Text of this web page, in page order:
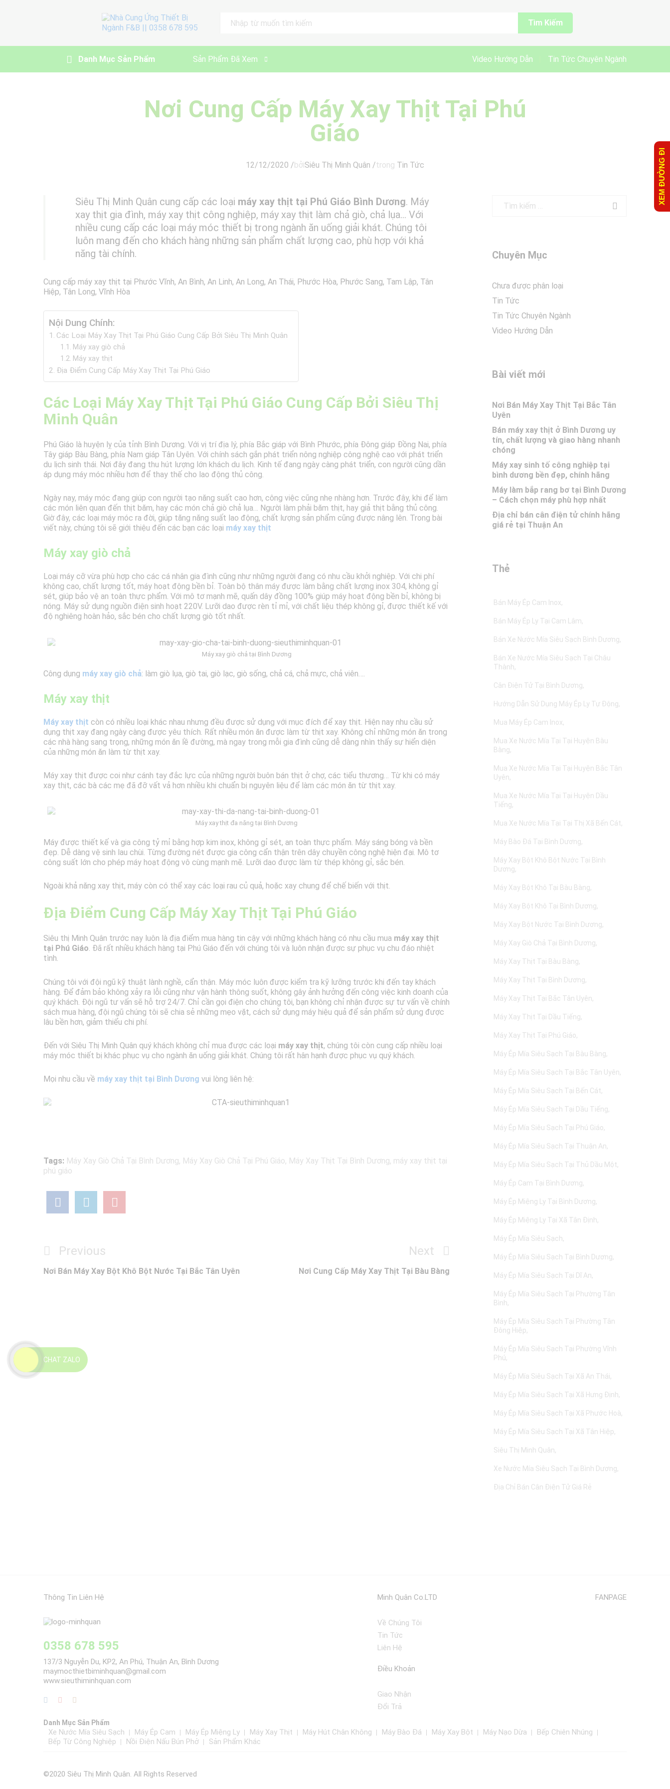
Tìm Kiếm
Danh Mục Sản Phẩm Sản Phẩm Đã Xem Video Hướng Dẫn Tin Tức Chuyên Ngành
Nơi Cung Cấp Máy Xay Thịt Tại Phú
Giáo
12/12/2020 /bởiSiêu Thị Minh Quân /trong Tin Tức
Siêu Thị Minh Quân cung cấp các loại máy xay thịt tại Phú Giáo Bình Dương. Máy
xay thịt gia đình, máy xay thịt công nghiệp, máy xay thịt làm chả giò, chả lụa… Với
nhiều cung cấp các loại máy móc thiết bị trong ngành ăn uống giải khát. Chúng tôi
luôn mang đến cho khách hàng những sản phẩm chất lượng cao, phù hợp với khả
năng tài chính.
Cung cấp máy xay thịt tại Phước Vĩnh, An Bình, An Linh, An Long, An Thái, Phước Hòa, Phước Sang, Tam Lập, Tân
Hiệp, Tân Long, Vĩnh Hòa
Nội Dung Chính:
Các Loại Máy Xay Thịt Tại Phú Giáo Cung Cấp Bởi Siêu Thị Minh Quân
Máy xay giò chả
Máy xay thịt
Địa Điểm Cung Cấp Máy Xay Thịt Tại Phú Giáo
Các Loại Máy Xay Thịt Tại Phú Giáo Cung Cấp Bởi Siêu Thị
Minh Quân
Phú Giáo là huyện lỵ của tỉnh Bình Dương. Với vị trí địa lý, phía Bắc giáp với Bình Phước, phía Đông giáp Đồng Nai, phía
Tây giáp Bàu Bàng, phía Nam giáp Tân Uyên. Với chính sách gắn phát triển nông nghiệp công nghệ cao với phát triển
du lịch sinh thái. Nơi đây đang thu hút lượng lớn khách du lịch. Kinh tế đang ngày càng phát triển, con người cũng dần
áp dụng máy móc nhiều hơn để thay thế cho lao động thủ công.
Ngày nay, máy móc đang giúp con người tạo năng suất cao hơn, công việc cũng nhẹ nhàng hơn. Trước đây, khi để làm
các món liên quan đến thịt băm, hay các món chả giò chả lụa… Người làm phải băm thịt, hay giả thịt bằng thủ công.
Giờ đây, các loại máy móc ra đời, giúp tăng năng suất lao động, chất lượng sản phẩm cũng được nâng lên. Trong bài
viết này, chúng tôi sẽ giới thiệu đến các bạn các loại máy xay thịt
Máy xay giò chả
Loại máy cỡ vừa phù hợp cho các cá nhân gia đình cũng như những người đang có nhu cầu khởi nghiệp. Với chi phí
không cao, chất lượng tốt, máy hoạt động bền bỉ. Toàn bộ thân máy được làm bằng chất lượng inox 304, không gỉ
sét, giúp bảo vệ an toàn thực phẩm. Với mô tơ mạnh mẽ, quấn dây đồng 100% giúp máy hoạt động bền bỉ, không bị
nóng. Máy sử dụng nguồn điện sinh hoạt 220V. Lưỡi dao được rèn tỉ mỉ, với chất liệu thép không gỉ, được thiết kế với
độ nghiêng hoàn hảo, sắc bén cho chất lượng giò tốt nhất.
Máy xay giò chả tại Bình Dương
Công dụng máy xay giò chả: làm giò lụa, giò tai, giò lạc, giò sống, chả cá, chả mực, chả viên….
Máy xay thịt
Máy xay thịt còn có nhiều loại khác nhau nhưng đều được sử dụng với mục đích để xay thịt. Hiện nay nhu cầu sử
dụng thịt xay đang ngày càng được yêu thích. Rất nhiều món ăn được làm từ thịt xay. Không chỉ những món ăn trong
các nhà hàng sang trọng, những món ăn lề đường, mà ngay trong mỗi gia đình cũng dễ dàng nhìn thấy sự hiển diện
của những món ăn làm từ thịt xay.
Máy xay thịt được coi như cánh tay đắc lực của những người buôn bán thịt ở chợ, các tiểu thương… Từ khi có máy
xay thịt, các bà các mẹ đã đỡ vất vả hơn nhiều khi chuẩn bị nguyên liệu để làm các món ăn từ thịt xay.
Máy xay thịt đa năng tại Bình Dương
Máy được thiết kế và gia công tỷ mỉ bằng hợp kim inox, không gỉ sét, an toàn thực phẩm. Máy sáng bóng và bền
đẹp. Dễ dàng vệ sinh lau chùi. Từng đường nét được gia công cẩn thận trên dây chuyền công nghệ hiện đại. Mô tơ
công suất lớn cho phép máy hoạt động vô cùng mạnh mẽ. Lưỡi dao được làm từ thép không gỉ, sắc bén.
Ngoài khả năng xay thịt, máy còn có thể xay các loại rau củ quả, hoặc xay chung để chế biến với thịt.
Địa Điểm Cung Cấp Máy Xay Thịt Tại Phú Giáo
Siêu thị Minh Quân trước nay luôn là địa điểm mua hàng tin cậy với những khách hàng có nhu cầu mua máy xay thịt
tại Phú Giáo. Đã rất nhiều khách hàng tại Phú Giáo đến với chúng tôi và luôn nhận được sự phục vụ chu đáo nhiệt
tình.
Chúng tôi với đội ngũ kỹ thuật lành nghề, cẩn thận. Máy móc luôn được kiểm tra kỹ lưỡng trước khi đến tay khách
hàng. Để đảm bảo không xảy ra lỗi cũng như vận hành thông suốt, không gây ảnh hưởng đến công việc kinh doanh của
quý khách. Đội ngũ tư vấn sẽ hỗ trợ 24/7. Chỉ cần gọi điện cho chúng tôi, bạn không chỉ nhận được sự tư vấn về chính
sách mua hàng, đội ngũ chúng tôi sẽ chia sẻ những mẹo vặt, cách sử dụng máy hiệu quả để sản phẩm sử dụng được
lâu bền hơn, giảm thiểu chi phí.
Đến với Siêu Thị Minh Quân quý khách không chỉ mua được các loại máy xay thịt, chúng tôi còn cung cấp nhiều loại
máy móc thiết bị khác phục vụ cho ngành ăn uống giải khát. Chúng tôi rất hân hạnh được phục vụ quý khách.
Mọi nhu cầu về máy xay thịt tại Bình Dương vui lòng liên hệ:
Tags: Máy Xay Giò Chả Tại Bình Dương, Máy Xay Giò Chả Tại Phú Giáo, Máy Xay Thịt Tại Bình Dương, máy xay thịt tại
phú giáo
Điều
hướng
Previous
Post
Previous
Nơi Bán Máy Xay Bột Khô Bột Nước Tại Bắc Tân Uyên
Next
Post
Next
Nơi Cung Cấp Máy Xay Thịt Tại Bàu Bàng
Chuyên Mục
Chưa được phân loại
Tin Tức
Tin Tức Chuyên Ngành
Video Hướng Dẫn
Bài viết mới
Nơi Bán Máy Xay Thịt Tại Bắc Tân
Uyên
Bán máy xay thịt ở Bình Dương uy
tín, chất lượng và giao hàng nhanh
chóng
Máy xay sinh tố công nghiệp tại
bình dương bền đẹp, chính hãng
Máy làm bắp rang bơ tại Bình Dương
– Cách chọn máy phù hợp nhất
Địa chỉ bán cân điện tử chính hãng
giá rẻ tại Thuận An
Thẻ
Bán Máy Ép Cam Inox
Bán Máy Ép Ly Tại Cam Lâm
Bán Xe Nước Mía Siêu Sạch Bình Dương
Bán Xe Nước Mía Siêu Sạch Tại Châu
Thành
Cân Điện Tử Tại Bình Dương
Hướng Dẫn Sử Dụng Máy Ép Ly Tự Động
Mua Máy Ép Cam Inox
Mua Xe Nước Mía Tại Tại Huyện Bàu
Bàng
Mua Xe Nước Mía Tại Tại Huyện Bắc Tân
Uyên
Mua Xe Nước Mía Tại Tại Huyện Dầu
Tiếng
Mua Xe Nước Mía Tại Tại Thị Xã Bến Cát
Máy Bào Đá Tại Bình Dương
Máy Xay Bột Khô Bột Nước Tại Bình
Dương
Máy Xay Bột Khô Tại Bàu Bàng
Máy Xay Bột Khô Tại Bình Dương
Máy Xay Bột Nước Tại Bình Dương
Máy Xay Giò Chả Tại Bình Dương
Máy Xay Thịt Tại Bàu Bàng
Máy Xay Thịt Tại Bình Dương
Máy Xay Thịt Tại Bắc Tân Uyên
Máy Xay Thịt Tại Dầu Tiếng
Máy Xay Thịt Tại Phú Giáo
Máy Ép Mía Siêu Sạch Tại Bàu Bàng
Máy Ép Mía Siêu Sạch Tại Bắc Tân Uyên
Máy Ép Mía Siêu Sạch Tại Bến Cát
Máy Ép Mía Siêu Sạch Tại Dầu Tiếng
Máy Ép Mía Siêu Sạch Tại Phú Giáo
Máy Ép Mía Siêu Sạch Tại Thuận An
Máy Ép Mía Siêu Sạch Tại Thủ Dầu Một
Máy Ép Cam Tại Bình Dương
Máy Ép Miệng Ly Tại Bình Dương
Máy Ép Miệng Ly Tại Xã Tân Định
Máy Ép Mía Siêu Sạch
Máy Ép Mía Siêu Sạch Tại Bình Dương
Máy Ép Mía Siêu Sạch Tại Dĩ An
Máy Ép Mía Siêu Sạch Tại Phường Tân
Bình
Máy Ép Mía Siêu Sạch Tại Phường Tân
Đông Hiệp
Máy Ép Mía Siêu Sạch Tại Phường Vĩnh
Phú
Máy Ép Mía Siêu Sạch Tại Xã An Thái
Máy Ép Mía Siêu Sạch Tại Xã Hưng Định
Máy Ép Mía Siêu Sạch Tại Xã Phước Hoà
Máy Ép Mía Siêu Sạch Tại Xã Tân Hiệp
Siêu Thị Minh Quân
Xe Nước Mía Siêu Sạch Tại Bình Dương
Địa Chỉ Bán Cân Điện Tử Giá Rẻ
CHAT ZALO
Thông Tin Liên Hệ
0358 678 595
137/3 Nguyễn Du, KP2, An Phú, Thuận An, Bình Dương
maymocthietbiminhquan@gmail.com
www.sieuthiminhquan.com
Minh Quân Co.LTD
Về Chúng Tôi
Tin Tức
Liên Hệ
Điều Khoản
Giao Nhận
Đổi Trả
FANPAGE
Danh Mục Sản Phẩm
Xe Nước Mía Siêu Sạch Máy Ép Cam Máy Ép Miệng Ly Máy Xay Thịt Máy Hút Chân Không Máy Bào Đá Máy Xay Bột Máy Nạo Dừa
Bếp Chiên Nhúng
Bếp Từ Công Nghiệp
Nồi Điện Nấu Bún Phở Sản Phẩm Khác
©2020 Siêu Thị Minh Quân. All Rights Reserved
XEM ĐƯỜNG ĐI